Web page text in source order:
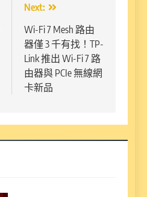
Next:
Wi-Fi 7 Mesh 路由
器僅 3 千有找！TP-
Link 推出 Wi-Fi 7 路
由器與 PCIe 無線網
卡新品